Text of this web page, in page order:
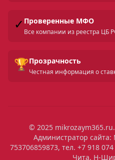
✓ Проверенные МФО
Все компании из реестра ЦБ
🏆Прозрачность
Честная информация о
© 2025
Администратор
753706859873, тел. +7 918
Чита, Н-